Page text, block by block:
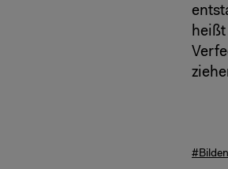
heißt